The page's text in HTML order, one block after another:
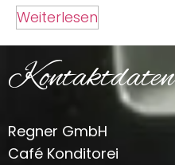
Weiterlesen
Kontaktdaten
Regner GmbH
Café Konditorei